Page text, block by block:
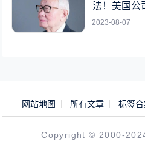
法！美国公
2023-08-07
网站地图 所有文章 标签
Copyright © 2000-